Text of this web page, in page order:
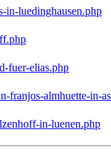
in-luedinghausen.php
fuer-elias.php
franjos-almhuette-in-
in-luenen.php